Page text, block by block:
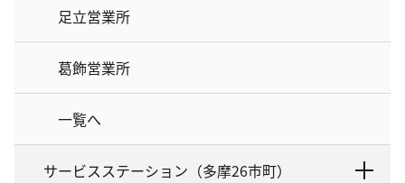
足立営業所
葛飾営業所
一覧へ
サービスステーション（多摩26市町）